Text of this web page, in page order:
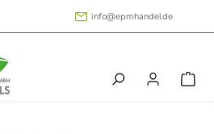
info@epmhandel.de